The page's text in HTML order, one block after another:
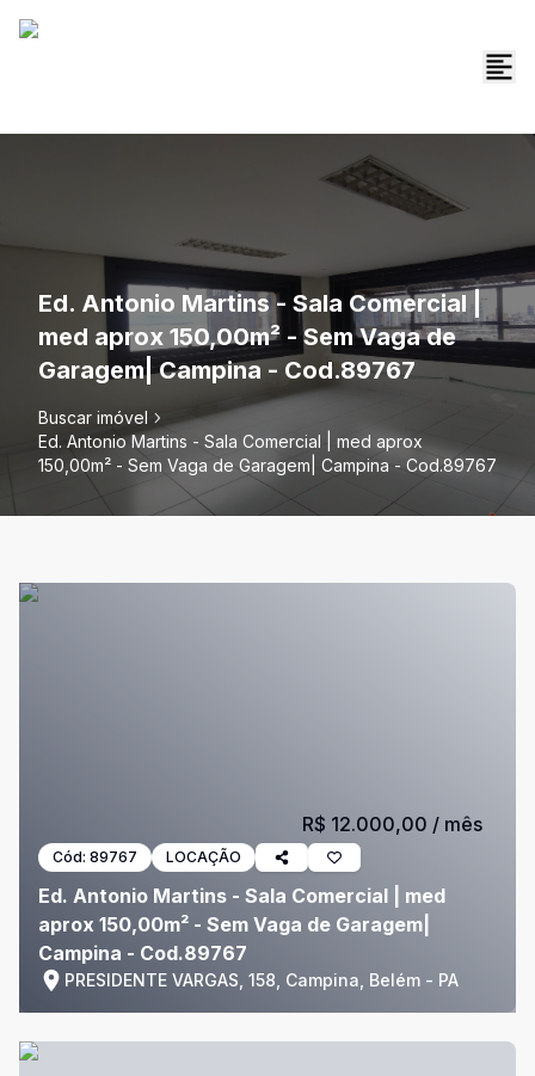
Ed. Antonio Martins - Sala Comercial |
med aprox 150,00m² - Sem Vaga de
Garagem| Campina - Cod.89767
Buscar imóvel
Ed. Antonio Martins - Sala Comercial | med aprox
150,00m² - Sem Vaga de Garagem| Campina - Cod.89767
Cód: 89767 LOCAÇÃO
Ed. Antonio Martins - Sala Comercial | med
aprox 150,00m² - Sem Vaga de Garagem|
Campina - Cod.89767
PRESIDENTE VARGAS, 158, Campina, Belém - PA
R$ 12.000,00 / mês